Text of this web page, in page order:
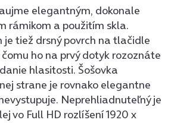
elegantným, dokonale
rámikom a použitím skla.
tiež drsný povrch na tlačidle
ho na prvý dotyk rozoznáte
hlasitosti. Šošovka
strane je rovnako elegantne
Neprehliadnuteľný je
vo Full HD rozlíšení 1920 x